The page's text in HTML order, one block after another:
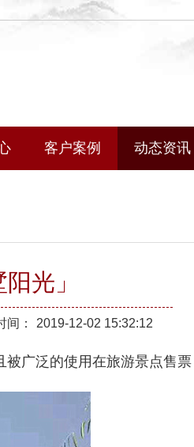
客户案例 动态资讯
光」
间： 2019-12-02 15:32:12
被广泛的使用在旅游景点售票